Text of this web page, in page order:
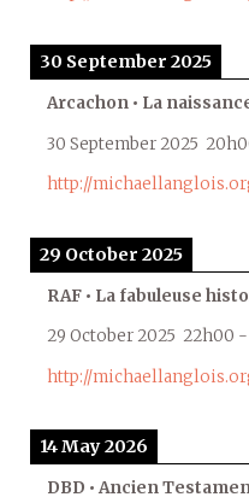
30 September 2025
Arcachon • La
30 September 2025
http://
29 October 2025
RAF • La fabuleuse
29 October 2025 22h00 -
http://
14 May 2026
DBD • Ancien